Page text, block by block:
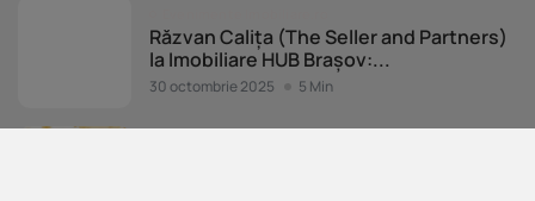
Răzvan Calița (The Seller and Partners)
la Imobiliare HUB Brașov:...
30 octombrie 2025 5 Min